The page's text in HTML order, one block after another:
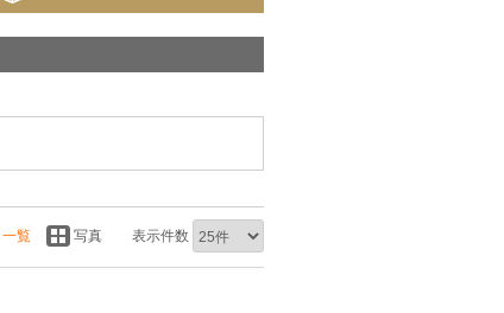
一覧 写真 表示件数